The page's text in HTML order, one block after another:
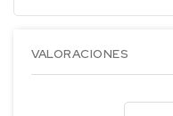
VALORACIONES